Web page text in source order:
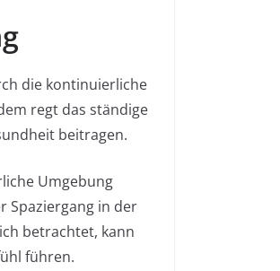
die kontinuierliche
regt das ständige
beitragen.
Umgebung
Spaziergang in der
betrachtet, kann
führen.